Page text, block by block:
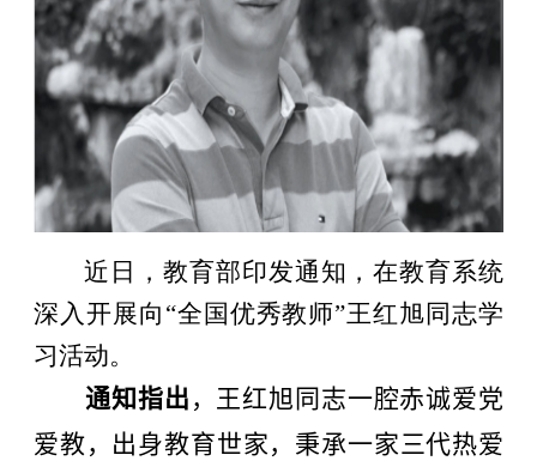
近日，教育部印发通知，在教育系统
深入开展向“全国优秀教师”王红旭同志学
习活动。
通知指出 ，王红旭同志一腔赤诚爱党
爱教，出身教育世家，秉承一家三代热爱